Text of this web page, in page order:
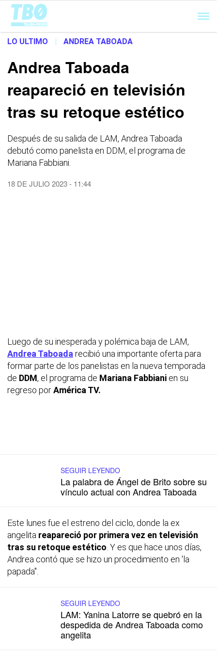
Cargando...
LO ULTIMO | ANDREA TABOADA
Andrea Taboada
reapareció en televisión
tras su retoque estético
Después de su salida de LAM, Andrea Taboada
debutó como panelista en DDM, el programa de
Mariana Fabbiani.
18 DE JULIO 2023 - 11:44
Luego de su inesperada y polémica baja de LAM,
Andrea Taboada recibió una importante oferta para
formar parte de los panelistas en la nueva temporada
de DDM, el programa de Mariana Fabbiani en su
regreso porAmérica TV.
SEGUIR LEYENDO
La palabra de Ángel de Brito sobre su
vínculo actual con Andrea Taboada
Este lunes fue el estreno del ciclo, donde la ex
angelita reapareció por primera vez en televisión
tras su retoque estético . Y es que hace unos días,
Andrea contó que se hizo un procedimiento en 'la
papada".
SEGUIR LEYENDO
LAM: Yanina Latorre se quebró en la
despedida de Andrea Taboada como
angelita